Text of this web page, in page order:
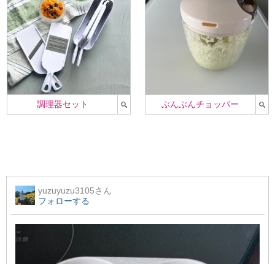
調理器セット ぶんぶんチョッパー
yuzuyuzu3105さん
フォローする